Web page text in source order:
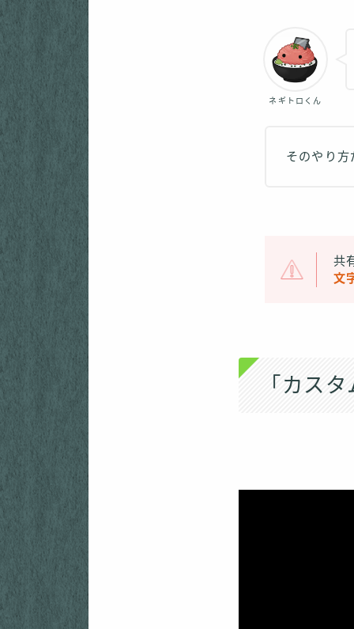
ネギトロくん
そのやり方
共
文
「カス